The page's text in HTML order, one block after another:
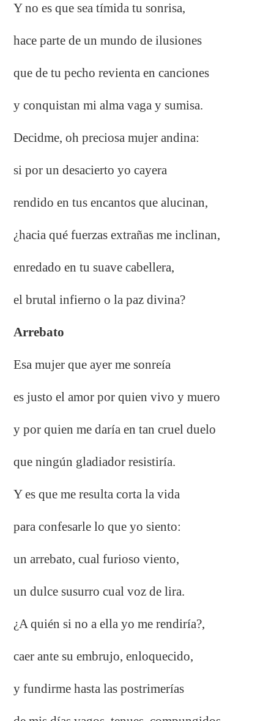
Y no es que sea tímida tu sonrisa,
hace parte de un mundo de ilusiones
que de tu pecho revienta en canciones
y conquistan mi alma vaga y sumisa.
Decidme, oh preciosa mujer andina:
si por un desacierto yo cayera
rendido en tus encantos que alucinan,
¿hacia qué fuerzas extrañas me inclinan,
enredado en tu suave cabellera,
el brutal infierno o la paz divina?
Arrebato
Esa mujer que ayer me sonreía
es justo el amor por quien vivo y muero
y por quien me daría en tan cruel duelo
que ningún gladiador resistiría.
Y es que me resulta corta la vida
para confesarle lo que yo siento:
un arrebato, cual furioso viento,
un dulce susurro cual voz de lira.
¿A quién si no a ella yo me rendiría?,
caer ante su embrujo, enloquecido,
y fundirme hasta las postrimerías